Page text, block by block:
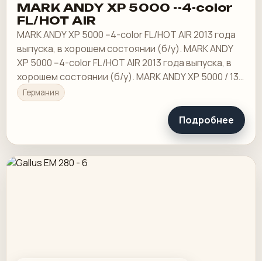
MARK ANDY XP 5000 --4-color
FL/HOT AIR
MARK ANDY XP 5000 --4-color FL/HOT AIR 2013 года
выпуска, в хорошем состоянии (б/у). MARK ANDY
XP 5000 --4-color FL/HOT AIR 2013 года выпуска, в
хорошем состоянии (б/у). MARK ANDY XP 5000 / 13"
- 4-цветный
Германия
Подробнее